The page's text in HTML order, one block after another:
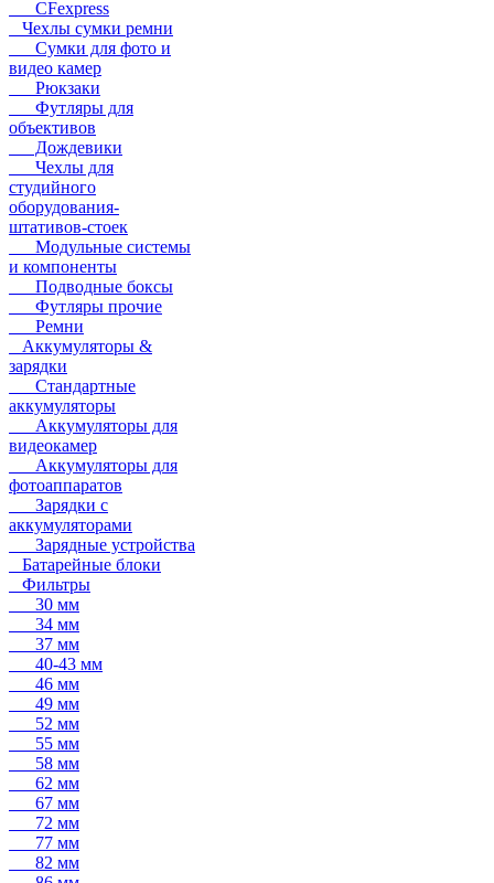
CFexpress
Чехлы сумки ремни
Сумки для фото и
видео камер
Рюкзаки
Футляры для
объективов
Дождевики
Чехлы для
студийного
оборудования-
штативов-стоек
Модульные системы
и компоненты
Подводные боксы
Футляры прочие
Ремни
Аккумуляторы &
зарядки
Стандартные
аккумуляторы
Аккумуляторы для
видеокамер
Аккумуляторы для
фотоаппаратов
Зарядки с
аккумуляторами
Зарядные устройства
Батарейные блоки
Фильтры
30 мм
34 мм
37 мм
40-43 мм
46 мм
49 мм
52 мм
55 мм
58 мм
62 мм
67 мм
72 мм
77 мм
82 мм